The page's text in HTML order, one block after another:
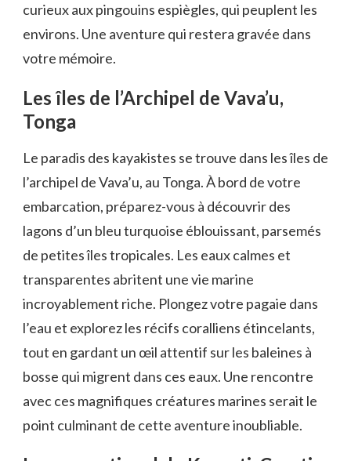
curieux aux pingouins‍ espiègles, qui peuplent les
environs. ​Une aventure qui restera gravée dans
votre mémoire. ​
Les⁢ îles de l’Archipel de Vava’u,
Tonga
Le paradis des kayakistes se trouve dans⁤ les îles de
l’archipel de ‌Vava’u, au Tonga. À bord de votre
embarcation, préparez-vous à découvrir des
lagons d’un⁤ bleu turquoise éblouissant, parsemés
de petites îles tropicales. Les ⁣eaux calmes et
transparentes abritent une vie marine
incroyablement riche. Plongez votre pagaie dans
l’eau et ‍explorez les récifs‌ coralliens étincelants,
⁣tout en gardant un ⁤œil attentif sur les baleines à
⁢bosse⁤ qui migrent dans ces ​eaux. Une ⁣rencontre
avec ces magnifiques créatures marines serait le
point culminant de cette aventure⁣ inoubliable. ‌